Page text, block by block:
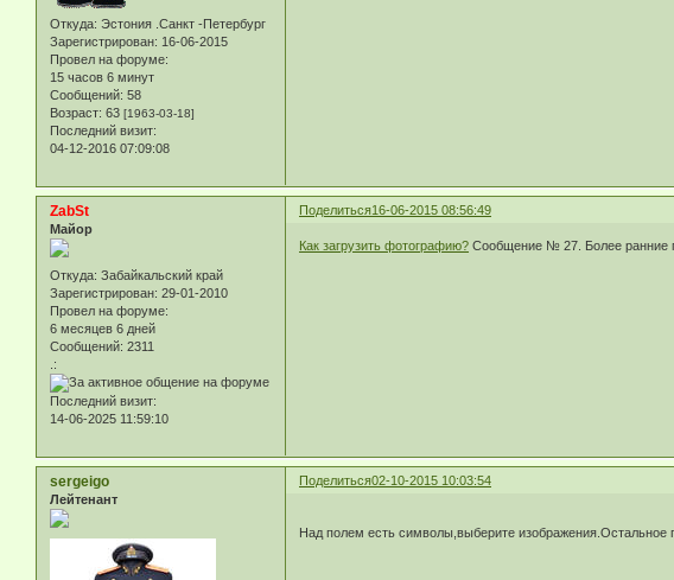
Откуда: Эстония .Санкт -Петербург
Зарегистрирован: 16-06-2015
Провел на форуме:
15 часов 6 минут
Сообщений: 58
Возраст: 63 [1963-03-18]
Последний визит:
04-12-2016 07:09:08
Поделиться16-06-2015 08:56:49
ZabSt
Майор
Откуда: Забайкальский край
Зарегистрирован: 29-01-2010
Провел на форуме:
6 месяцев 6 дней
Сообщений: 2311
.:
Последний визит:
14-06-2025 11:59:10
Как загрузить фотографию? Сообщение № 27. Более ранние
Поделиться02-10-2015 10:03:54
sergeigo
Лейтенант
Над полем есть символы,выберите изображения.Остальное